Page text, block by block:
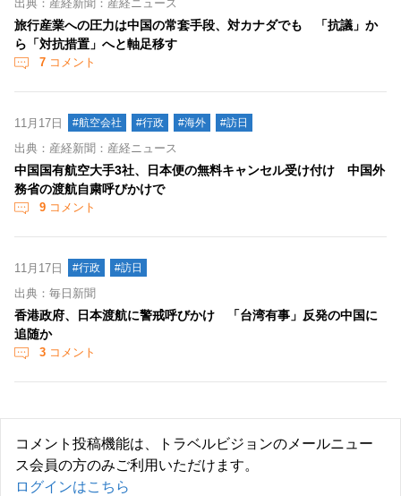
出典：産経新聞：産経ニュース
旅行産業への圧力は中国の常套手段、対カナダでも 「抗議」か
ら「対抗措置」へと軸足移す
7 コメント
11月17日 #航空会社 #行政 #海外 #訪日
出典：産経新聞：産経ニュース
中国国有航空大手3社、日本便の無料キャンセル受け付け 中国外
務省の渡航自粛呼びかけで
9 コメント
11月17日 #行政 #訪日
出典：毎日新聞
香港政府、日本渡航に警戒呼びかけ 「台湾有事」反発の中国に
追随か
3 コメント
コメント投稿機能は、トラベルビジョンのメールニュー
ス会員の方のみご利用いただけます。
ログインはこちら